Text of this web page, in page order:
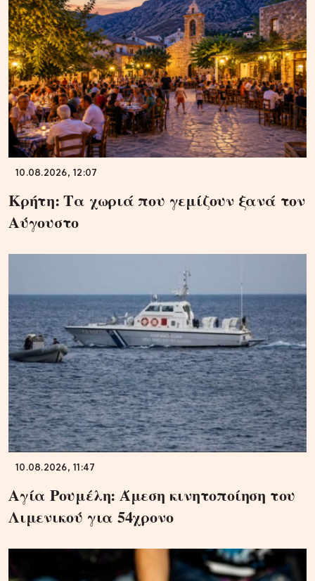
10.08.2026, 12:07
Κρήτη: Τα χωριά που γεμίζουν ξανά τον
Αύγουστο
10.08.2026, 11:47
Αγία Ρουμέλη: Άμεση κινητοποίηση του
Λιμενικού για 54χρονο